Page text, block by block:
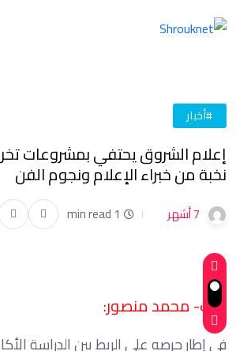
#أخبار
إعلام الشروق يحتفي بمشروعات
نخبة من خبراء الإعلام ونجوم الفن
7 أشهر 1 min read
كتب- محمد منصور:
في إطار حرصه على الربط بين الدراسة